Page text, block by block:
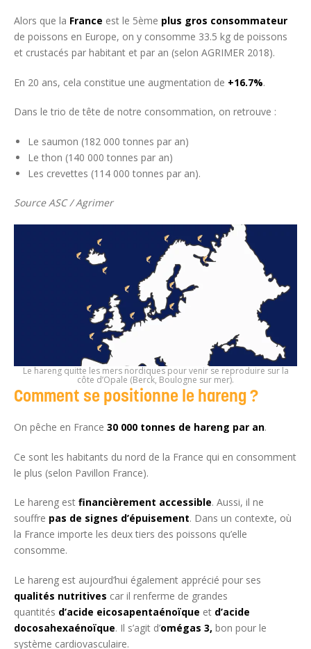
Alors que la France est le 5ème plus gros consommateur
de poissons en Europe, on y consomme 33.5 kg de poissons
et crustacés par habitant et par an (selon AGRIMER 2018).
En 20 ans, cela constitue une augmentation de +16.7%.
Dans le trio de tête de notre consommation, on retrouve :
Le saumon (182 000 tonnes par an)
Le thon (140 000 tonnes par an)
Les crevettes (114 000 tonnes par an).
Source ASC / Agrimer
Le hareng quitte les mers nordiques pour venir se reproduire sur la
côte d’Opale (Berck, Boulogne sur mer).
Comment se positionne le hareng ?
On pêche en France 30 000 tonnes de hareng par an.
Ce sont les habitants du nord de la France qui en consomment
le plus (selon Pavillon France).
Le hareng est financièrement accessible. Aussi, il ne
souffre pas de signes d’épuisement. Dans un contexte, où
la France importe les deux tiers des poissons qu’elle
consomme.
Le hareng est aujourd’hui également apprécié pour ses
qualités nutritives car il renferme de grandes
quantités d’acide eicosapentaénoïque et d’acide
docosahexaénoïque. Il s’agit d’omégas 3, bon pour le
système cardiovasculaire.